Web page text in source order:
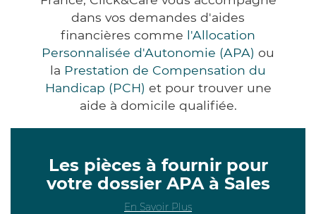
dans vos demandes d'aides
financières comme l'Allocation
Personnalisée d'Autonomie (APA) ou
la Prestation de Compensation du
Handicap (PCH) et pour trouver une
aide à domicile qualifiée.
Les pièces à fournir pour
votre dossier APA à Sales
En Savoir Plus